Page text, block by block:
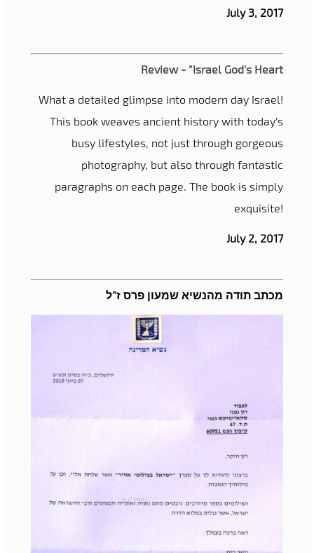
July 3, 2017
Review - "Israel God's Heart
What a detailed glimpse into modern day Israel!
This book weaves ancient history with today’s
busy lifestyles, not just through gorgeous
photography, but also through fantastic
paragraphs on each page. The book is simply
exquisite!
July 2, 2017
מכתב תודה מהנשיא שמעון פרס ז"ל